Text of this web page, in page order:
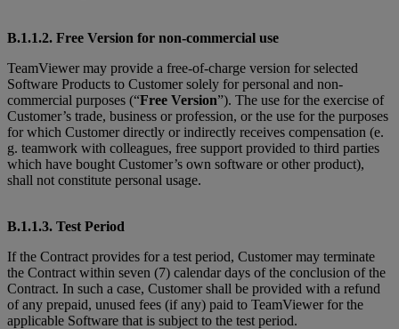
B.1.1.2. Free Version for non-commercial use
TeamViewer may provide a free-of-charge version for selected
Software Products to Customer solely for personal and non-
commercial purposes (“Free Version”). The use for the exercise of
Customer’s trade, business or profession, or the use for the purposes
for which Customer directly or indirectly receives compensation (e.
g. teamwork with colleagues, free support provided to third parties
which have bought Customer’s own software or other product),
shall not constitute personal usage.
B.1.1.3. Test Period
If the Contract provides for a test period, Customer may terminate
the Contract within seven (7) calendar days of the conclusion of the
Contract. In such a case, Customer shall be provided with a refund
of any prepaid, unused fees (if any) paid to TeamViewer for the
applicable Software that is subject to the test period.